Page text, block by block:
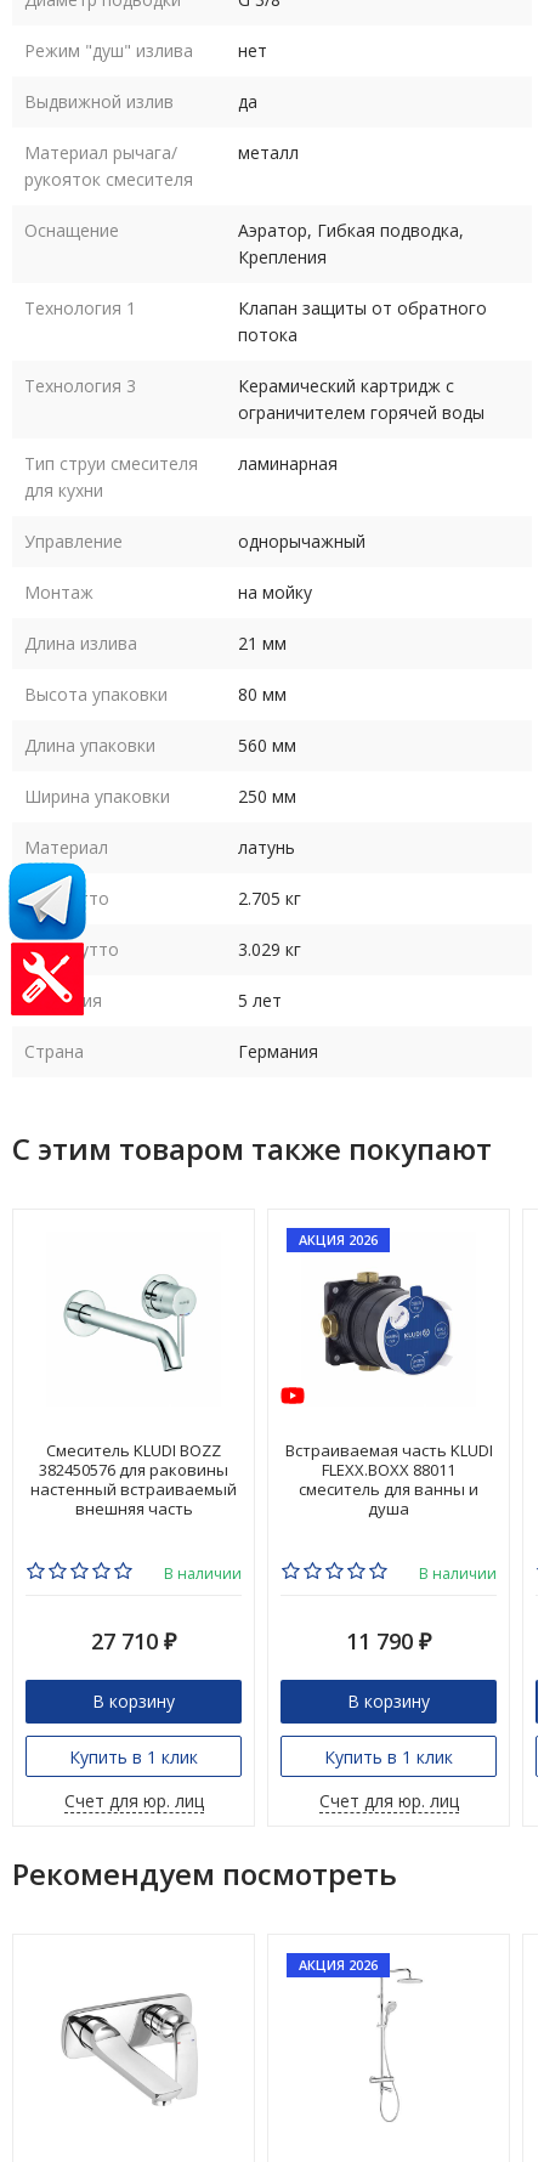
Режим "душ" излива нет
Выдвижной излив да
Материал рычага/
рукояток смесителя
металл
Оснащение
Аэратор, Гибкая подводка,
Крепления
Технология 1
Клапан защиты от обратного
потока
Технология 3
Керамический картридж с
ограничителем горячей воды
Тип струи смесителя
для кухни
ламинарная
Управление однорычажный
Монтаж на мойку
Длина излива 21 мм
Высота упаковки 80 мм
Длина упаковки 560 мм
Ширина упаковки 250 мм
Материал латунь
Вес нетто 2.705 кг
Вес брутто 3.029 кг
Гарантия 5 лет
Страна Германия
С этим товаром также покупают
Смеситель KLUDI BOZZ
382450576 для раковины
настенный встраиваемый
внешняя часть
В наличии
27 710 ₽
В корзину
Купить в 1 клик
Счет для юр. лиц
АКЦИЯ 2026
Встраиваемая часть KLUDI
FLEXX.BOXX 88011
смеситель для ванны и
душа
В наличии
11 790 ₽
В корзину
Купить в 1 клик
Счет для юр. лиц
Рекомендуем посмотреть
АКЦИЯ 2026